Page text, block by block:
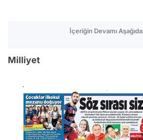
İçeriğin Devamı Aşağıda
Milliyet